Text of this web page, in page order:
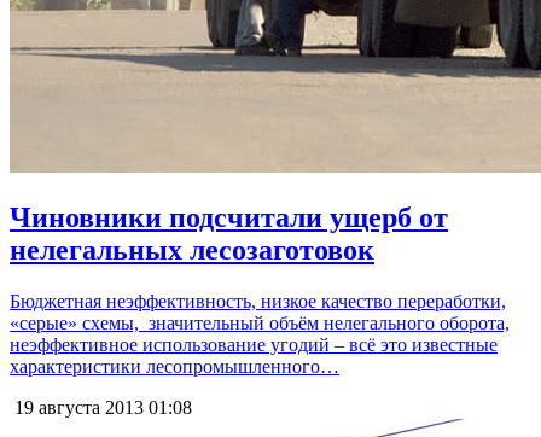
Чиновники подсчитали ущерб от
нелегальных лесозаготовок
Бюджетная неэффективность, низкое качество переработки,
«серые» схемы, значительный объём нелегального оборота,
неэффективное использование угодий – всё это известные
характеристики лесопромышленного…
19 августа 2013 01:08